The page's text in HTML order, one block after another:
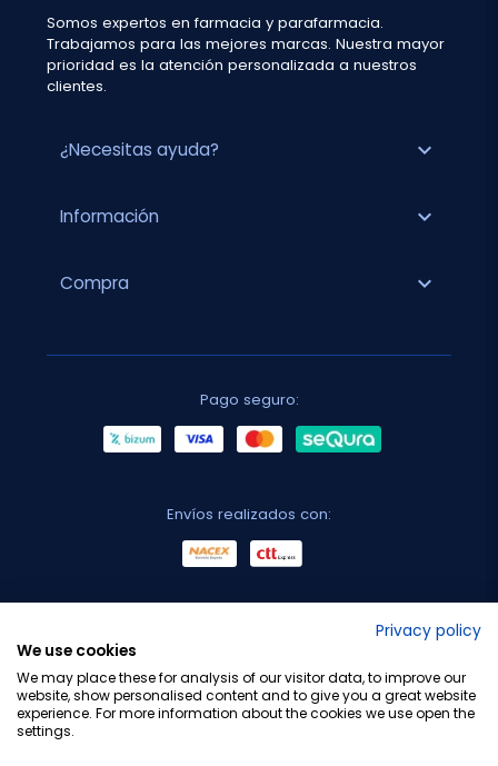
Somos expertos en farmacia y parafarmacia.
Trabajamos para las mejores marcas. Nuestra mayor
prioridad es la atención personalizada a nuestros
clientes.
¿Necesitas ayuda? expand_more
Información expand_more
Compra expand_more
Pago seguro:
Envíos realizados con:
Privacy policy
We use cookies
We may place these for analysis of our visitor data, to improve our
website, show personalised content and to give you a great website
experience. For more information about the cookies we use open the
settings.